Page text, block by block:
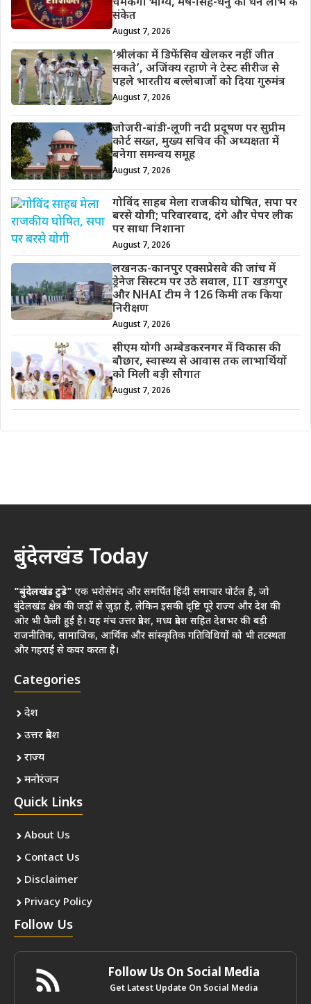
चमकेगा भाग्य, मेष-सिंह-धनु को धन लाभ के
संकेत
August 7, 2026
‘श्रीलंका में डिफेंसिव खेलकर नहीं जीत
सकते’, अजिंक्य रहाणे ने टेस्ट सीरीज से
पहले भारतीय बल्लेबाजों को दिया गुरुमंत्र
August 7, 2026
जोजरी-बांडी-लूणी नदी प्रदूषण पर सुप्रीम
कोर्ट सख्त, मुख्य सचिव की अध्यक्षता में
बनेगा समन्वय समूह
August 7, 2026
गोविंद साहब मेला राजकीय घोषित, सपा पर
बरसे योगी; परिवारवाद, दंगे और पेपर लीक
पर साधा निशाना
August 7, 2026
लखनऊ-कानपुर एक्सप्रेसवे की जांच में
ड्रेनेज सिस्टम पर उठे सवाल, IIT खड़गपुर
और NHAI टीम ने 126 किमी तक किया
निरीक्षण
August 7, 2026
सीएम योगी अम्बेडकरनगर में विकास की
बौछार, स्वास्थ्य से आवास तक लाभार्थियों
को मिली बड़ी सौगात
August 7, 2026
बुंदेलखंड Today
"बुंदेलखंड टुडे" एक भरोसेमंद और समर्पित हिंदी समाचार पोर्टल है, जो
बुंदेलखंड क्षेत्र की जड़ों से जुड़ा है, लेकिन इसकी दृष्टि पूरे राज्य और देश की
ओर भी फैली हुई है। यह मंच उत्तर प्रदेश, मध्य प्रदेश सहित देशभर की बड़ी
राजनीतिक, सामाजिक, आर्थिक और सांस्कृतिक गतिविधियों को भी तटस्थता
और गहराई से कवर करता है।
Categories
देश
उत्तर प्रदेश
राज्य
मनोरंजन
Quick Links
About Us
Contact Us
Disclaimer
Privacy Policy
Follow Us
Follow Us On Social Media
Get Latest Update On Social Media